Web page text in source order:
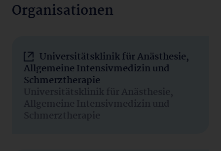
Organisationen
Universitätsklinik für Anästhesie,
Allgemeine Intensivmedizin und
Schmerztherapie
Universitätsklinik für Anästhesie,
Allgemeine Intensivmedizin und
Schmerztherapie